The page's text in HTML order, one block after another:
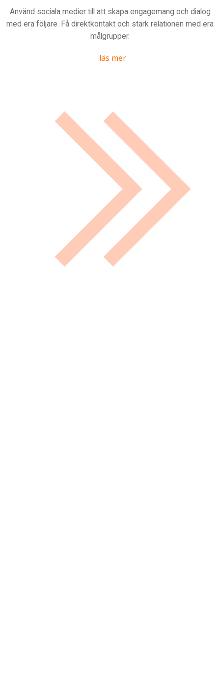
Använd sociala medier till att skapa engagemang och dialog
med era följare. Få direktkontakt och stärk relationen med era
målgrupper.
läs mer